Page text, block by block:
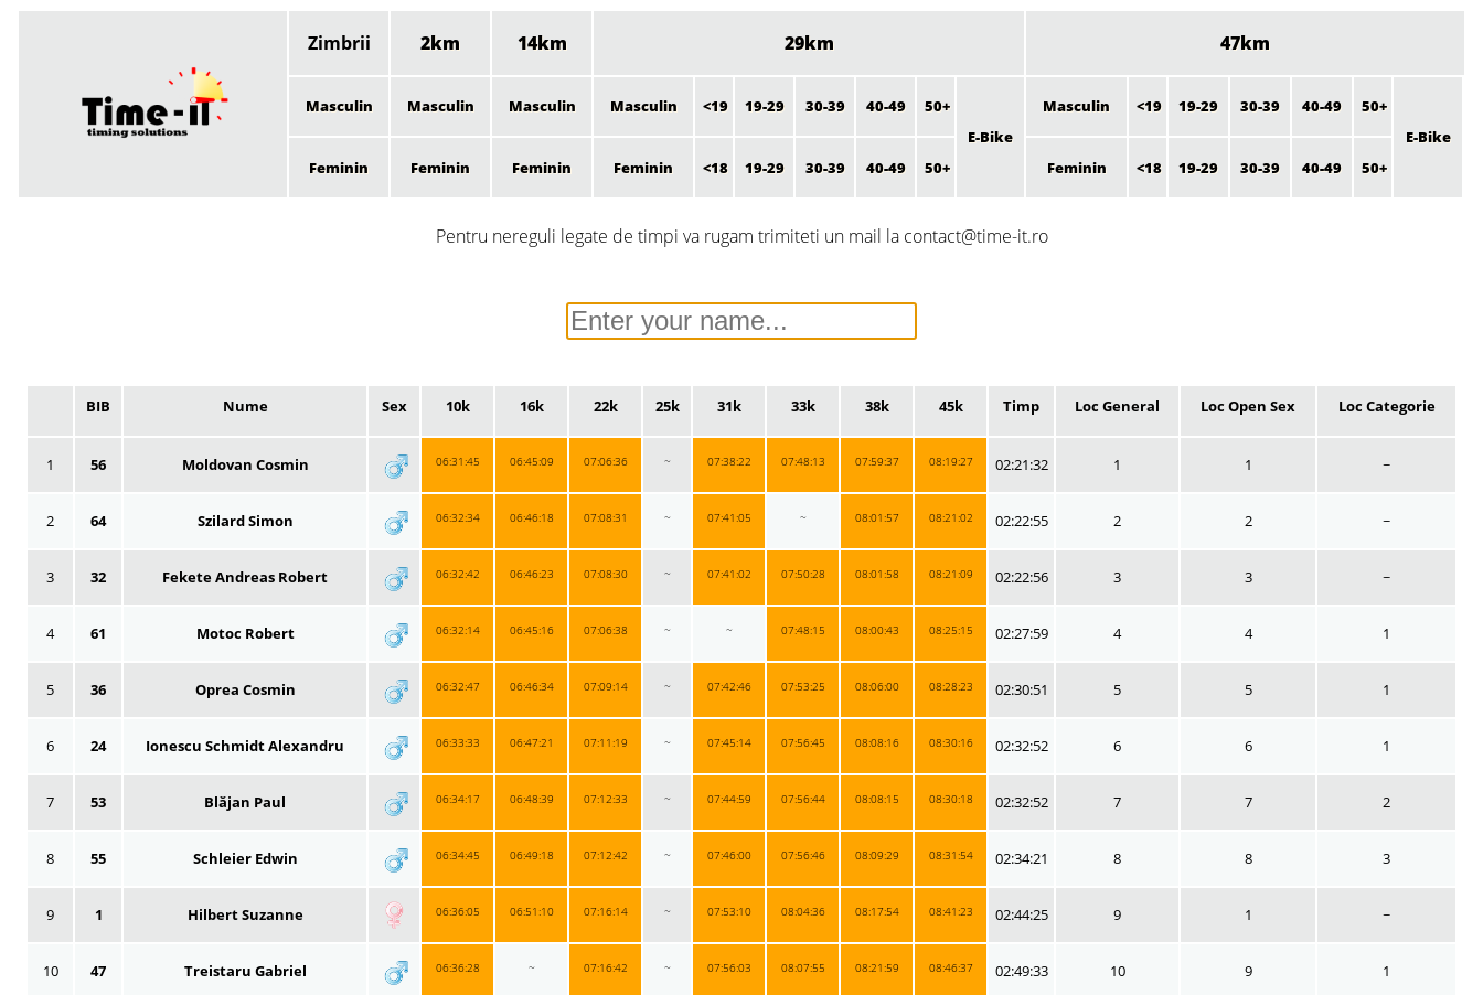
Zimbrii 2km 14km 29km 47km
Masculin Masculin Masculin Masculin <19 19-29 30-39 40-49
50+
E-Bike
Masculin <19 19-29 30-39 40-49
50+
E-Bike
Feminin
Feminin Feminin Feminin <18 19-29 30-39 40-49 50+ Feminin <18 19-29 30-39 40-49 50+
Pentru nereguli legate de timpi va rugam trimiteti un mail la contact@time-it.ro